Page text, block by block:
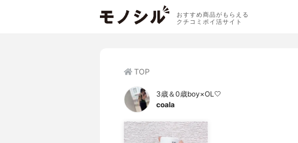
おすすめ商品がもらえる
クチコミポイ活サイト
TOP
3歳＆0歳boy×OL🤍
coala